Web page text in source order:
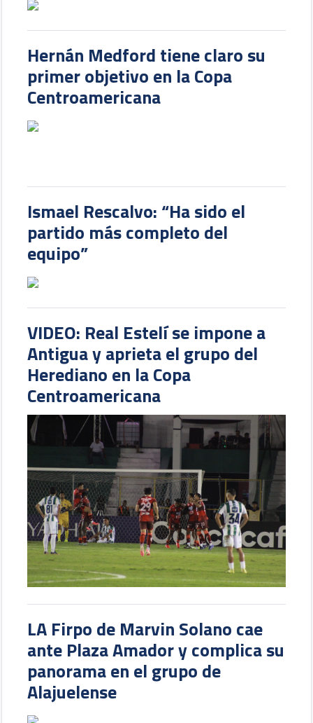
Hernán Medford tiene claro su
primer objetivo en la Copa
Centroamericana
Ismael Rescalvo: “Ha sido el
partido más completo del
equipo”
VIDEO: Real Estelí se impone a
Antigua y aprieta el grupo del
Herediano en la Copa
Centroamericana
LA Firpo de Marvin Solano cae
ante Plaza Amador y complica su
panorama en el grupo de
Alajuelense